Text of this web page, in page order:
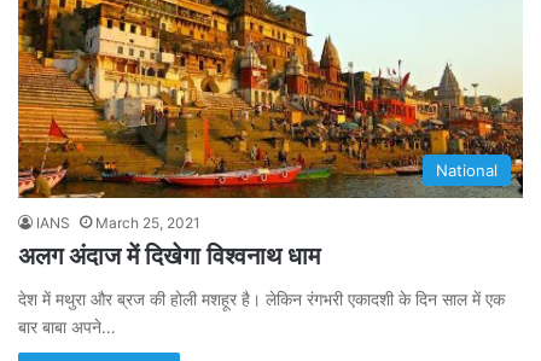
National
IANS March 25, 2021
अलग अंदाज में दिखेगा विश्वनाथ धाम
देश में मथुरा और ब्रज की होली मशहूर है। लेकिन रंगभरी एकादशी के दिन साल में एक
बार बाबा अपने…